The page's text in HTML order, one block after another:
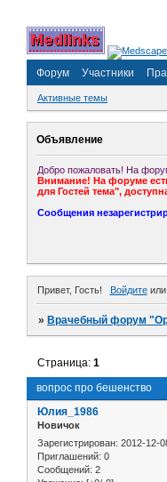
Форум Участники
Активные темы
Объявление
Добро пожаловать! На
Внимание! На форуме
для Гостей тема",
Сообщения
Привет, Гость! Войдитеили
» Врачебный форум
вопрос про бешенство
Страница:1
Юлия_1986
Новичок
Зарегистрирован: 2012-12-
Приглашений: 0
Сообщений: 2